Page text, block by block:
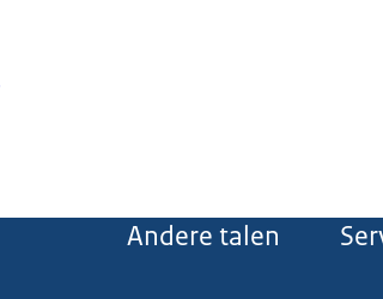
Andere talen